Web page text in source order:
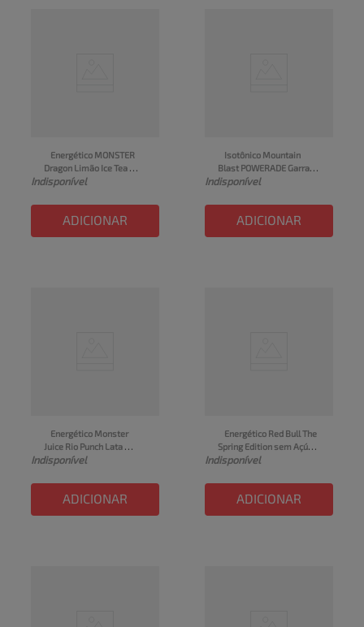
Energético MONSTER
Dragon Limão Ice Tea
Lata 473ml
Indisponível
ADICIONAR
Isotônico Mountain
Blast POWERADE Garrafa
500ml
Indisponível
ADICIONAR
Energético Monster
Juice Rio Punch Lata
473ml
Indisponível
ADICIONAR
Energético Red Bull The
Spring Edition sem Açúcar
Frutas Vermelhas Lata
Indisponível
ADICIONAR